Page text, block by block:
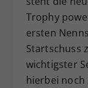
Trophy
ersten
Startschuss
wichtigster
hierbei noch
Zweck